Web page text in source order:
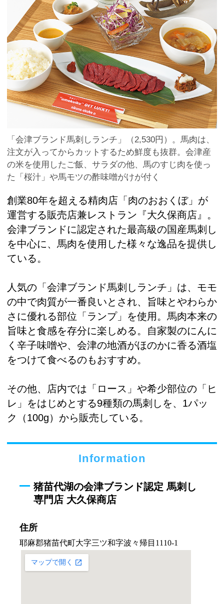
「会津ブランド馬刺しランチ」（2,530円）。馬肉は、
注文が入ってからカットするため鮮度も抜群。会津産
の米を使用したご飯、サラダの他、馬のすじ肉を使っ
た「桜汁」や馬モツの酢味噌がけが付く
創業80年を超える精肉店「肉のおおくぼ」が
運営する販売店兼レストラン『大久保商店』。
会津ブランドに認定された最高級の国産馬刺し
を中心に、馬肉を使用した様々な逸品を提供し
ている。
人気の「会津ブランド馬刺しランチ」は、モモ
の中で肉質が一番良いとされ、旨味とやわらか
さに優れる部位「ランプ」を使用。馬肉本来の
旨味と食感を存分に楽しめる。自家製のにんに
く辛子味噌や、会津の地酒がほのかに香る酒塩
をつけて食べるのもおすすめ。
その他、店内では「ロース」や希少部位の「ヒ
レ」をはじめとする9種類の馬刺しを、1パッ
ク（100g）から販売している。
Information
猪苗代湖の会津ブランド認定 馬刺し
専門店 大久保商店
住所